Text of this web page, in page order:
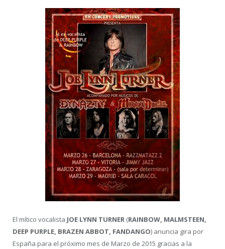
El mítico vocalista JOE LYNN TURNER (RAINBOW, MALMSTEEN,
DEEP PURPLE, BRAZEN ABBOT, FANDANGO) anuncia gira por
España para el próximo mes de Marzo de 2015 gracias a la